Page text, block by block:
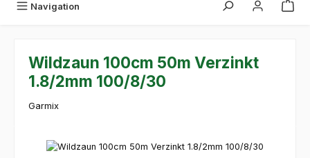
Navigation
Wildzaun 100cm 50m Verzinkt
1.8/2mm 100/8/30
Garmix
Bildergalerie überspringen